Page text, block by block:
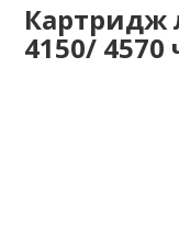
Картридж
4150/